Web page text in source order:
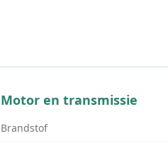
Motor en transmissie
Brandstof